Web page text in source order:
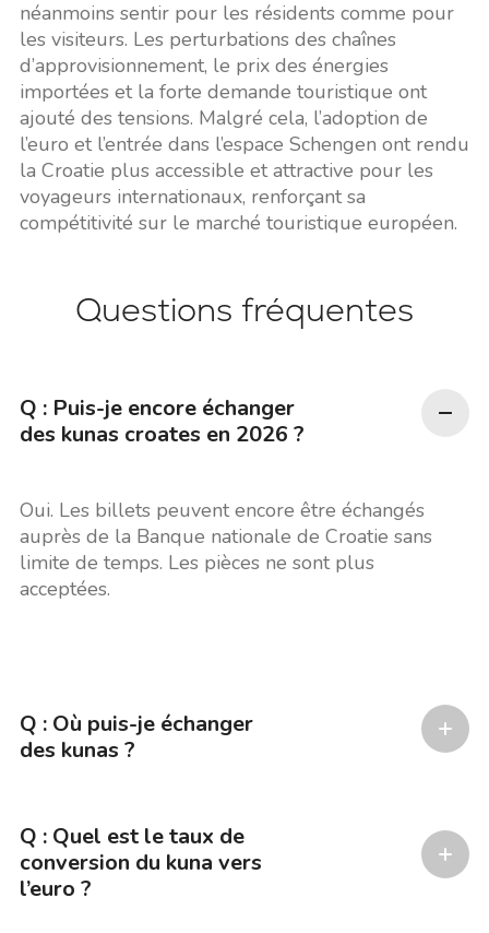
néanmoins sentir pour les résidents comme pour
les visiteurs. Les perturbations des chaînes
d’approvisionnement, le prix des énergies
importées et la forte demande touristique ont
ajouté des tensions. Malgré cela, l’adoption de
l’euro et l’entrée dans l’espace Schengen ont rendu
la Croatie plus accessible et attractive pour les
voyageurs internationaux, renforçant sa
compétitivité sur le marché touristique européen.
Questions fréquentes
Q : Puis-je encore échanger
des kunas croates en 2026 ?
Oui. Les billets peuvent encore être échangés
auprès de la Banque nationale de Croatie sans
limite de temps. Les pièces ne sont plus
acceptées.
Q : Où puis-je échanger
des kunas ?
Q : Quel est le taux de
conversion du kuna vers
l’euro ?